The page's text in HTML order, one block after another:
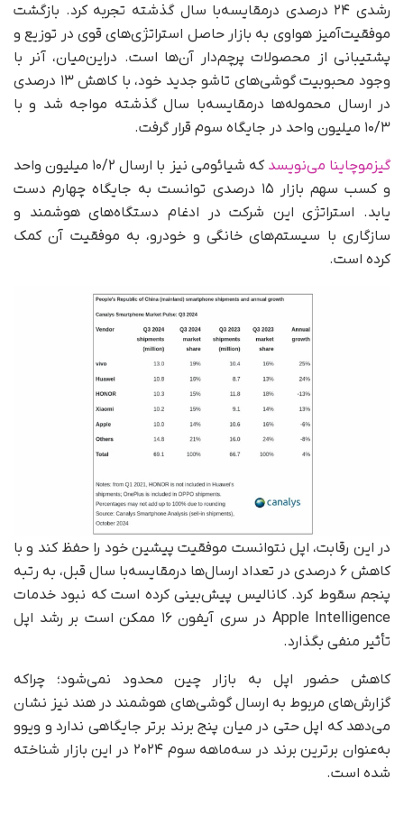
رشدی ۲۴ درصدی درمقایسه‌با سال گذشته تجربه کرد. بازگشت
موفقیت‌آمیز هواوی به بازار حاصل استراتژی‌های قوی در توزیع و
پشتیبانی از محصولات پرچم‌دار آن‌ها است. در‌این‌میان، آنر با
وجود محبوبیت گوشی‌های تاشو جدید خود، با کاهش ۱۳ درصدی
در ارسال محموله‌ها درمقایسه‌با سال گذشته مواجه شد و با
۱۰/۳ میلیون واحد در جایگاه سوم قرار گرفت.
گیزموچاینا می‌نویسد
که شیائومی نیز با ارسال ۱۰/۲ میلیون واحد
و کسب سهم بازار ۱۵ درصدی توانست به جایگاه چهارم دست
یابد. استراتژی این شرکت در ادغام دستگاه‌های هوشمند و
سازگاری با سیستم‌های خانگی و خودرو، به موفقیت آن کمک
کرده است.
در این رقابت، اپل نتوانست موفقیت پیشین خود را حفظ کند و با
کاهش ۶ درصدی در تعداد ارسال‌ها درمقایسه‌با سال قبل، به رتبه
پنجم سقوط کرد. کانالیس پیش‌بینی کرده است که نبود خدمات
Apple Intelligence در سری آیفون ۱۶ ممکن است بر رشد اپل
تأثیر منفی بگذارد.
کاهش حضور اپل به بازار چین محدود نمی‌شود؛ چراکه
گزارش‌های مربوط به ارسال گوشی‌های هوشمند در هند نیز نشان
می‌دهد که اپل حتی در میان پنج برند برتر جایگاهی ندارد و ویوو
به‌عنوان برترین برند در سه‌ماهه سوم ۲۰۲۴ در این بازار شناخته
شده است.